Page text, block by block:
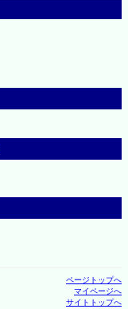
ページトップへ
マイページへ
サイトトップへ